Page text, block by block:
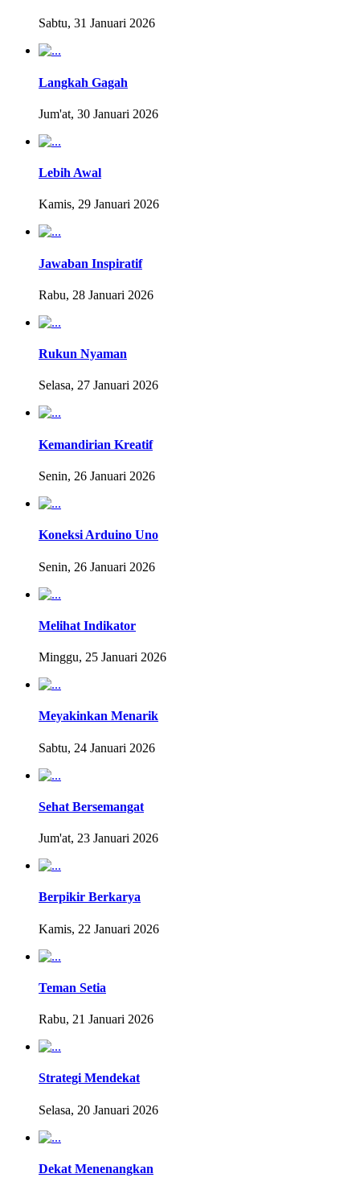
Sabtu, 31 Januari 2026
Langkah Gagah
Jum'at, 30 Januari 2026
Lebih Awal
Kamis, 29 Januari 2026
Jawaban Inspiratif
Rabu, 28 Januari 2026
Rukun Nyaman
Selasa, 27 Januari 2026
Kemandirian Kreatif
Senin, 26 Januari 2026
Koneksi Arduino Uno
Senin, 26 Januari 2026
Melihat Indikator
Minggu, 25 Januari 2026
Meyakinkan Menarik
Sabtu, 24 Januari 2026
Sehat Bersemangat
Jum'at, 23 Januari 2026
Berpikir Berkarya
Kamis, 22 Januari 2026
Teman Setia
Rabu, 21 Januari 2026
Strategi Mendekat
Selasa, 20 Januari 2026
Dekat Menenangkan